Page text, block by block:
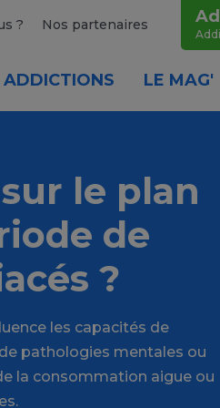
? Nos partenaires
ADDICTIONS LE MAG'
le plan
de
?
les capacités de
pathologies mentales ou
la consommation aigue ou